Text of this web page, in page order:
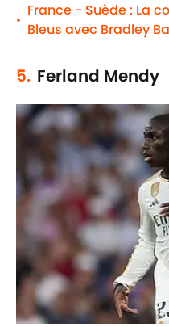
•
France - Suède : La
Bleus avec Bradley
5. Ferland Mendy